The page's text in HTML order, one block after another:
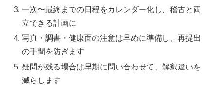
一次〜最終までの日程をカレンダー化し、稽古と両
立できる計画に
写真・調書・健康面の注意は早めに準備し、再提出
の手間を防ぎます
疑問が残る場合は早期に問い合わせて、解釈違いを
減らします